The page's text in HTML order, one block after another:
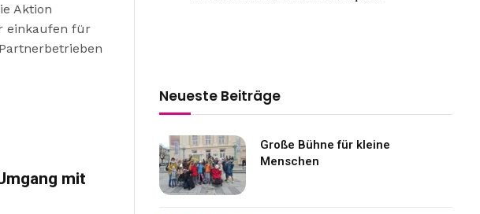
Aktion
einkaufen für
mit
Neueste Beiträge
Große Bühne für kleine
Menschen